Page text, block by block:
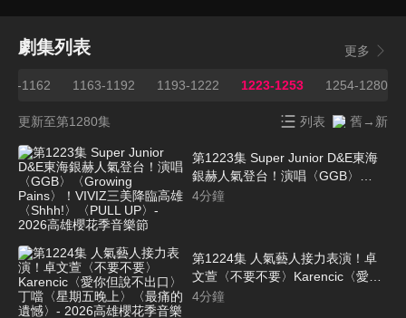
劇集列表 更多
1162 1163-1192 1193-1222 1223-1253 1254-1280
更新至第1280集 列表 舊→新
第1223集 Super Junior D&E東海
銀赫人氣登台！演唱〈GGB〉
〈Growing Pains〉！VIVIZ三美降
4分鐘
第1224集 人氣藝人接力表演！卓
文萱〈不要不要〉Karencic〈愛你
但說不出口〉丁噹〈星期五晚上〉
4分鐘